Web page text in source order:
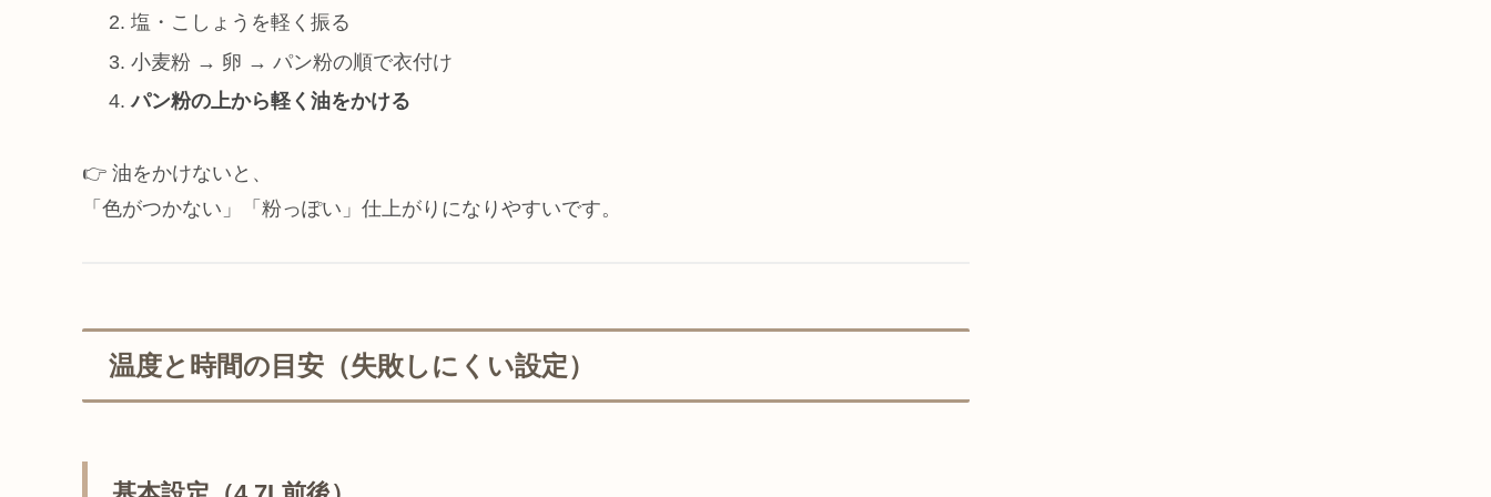
塩・こしょうを軽く振る
小麦粉 → 卵 → パン粉の順で衣付け
パン粉の上から軽く油をかける
👉 油をかけないと、
「色がつかない」「粉っぽい」仕上がりになりやすいです。
温度と時間の目安（失敗しにくい設定）